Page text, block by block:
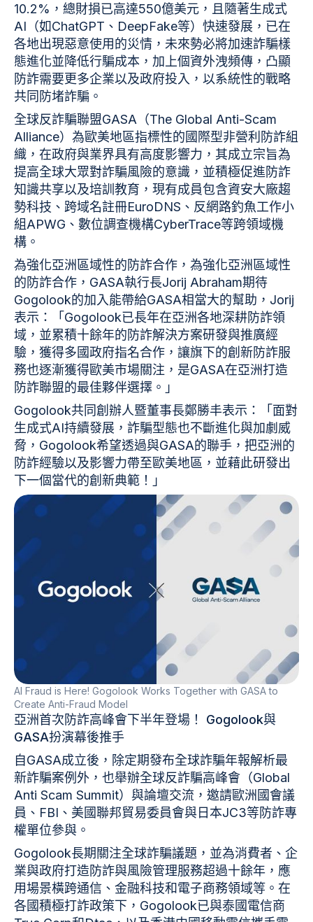
10.2%，總財損已高達550億美元，且隨著生成式
AI（如ChatGPT、DeepFake等）快速發展，已在
各地出現惡意使用的災情，未來勢必將加速詐騙樣
態進化並降低行騙成本，加上個資外洩頻傳，凸顯
防詐需要更多企業以及政府投入，以系統性的戰略
共同防堵詐騙。
全球反詐騙聯盟GASA（The Global Anti-Scam
Alliance）為歐美地區指標性的國際型非營利防詐組
織，在政府與業界具有高度影響力，其成立宗旨為
提高全球大眾對詐騙風險的意識，並積極促進防詐
知識共享以及培訓教育，現有成員包含資安大廠趨
勢科技、跨域名註冊EuroDNS、反網路釣魚工作小
組APWG、數位調查機構CyberTrace等跨領域機
構。
為強化亞洲區域性的防詐合作，為強化亞洲區域性
的防詐合作，GASA執行長Jorij Abraham期待
Gogolook的加入能帶給GASA相當大的幫助，Jorij
表示：「Gogolook已長年在亞洲各地深耕防詐領
域，並累積十餘年的防詐解決方案研發與推廣經
驗，獲得多國政府指名合作，讓旗下的創新防詐服
務也逐漸獲得歐美市場關注，是GASA在亞洲打造
防詐聯盟的最佳夥伴選擇。」
Gogolook共同創辦人暨董事長鄭勝丰表示：「面對
生成式AI持續發展，詐騙型態也不斷進化與加劇威
脅，Gogolook希望透過與GASA的聯手，把亞洲的
防詐經驗以及影響力帶至歐美地區，並藉此研發出
下一個當代的創新典範！」
AI Fraud is Here! Gogolook Works Together with GASA to
Create Anti-Fraud Model
亞洲首次防詐高峰會下半年登場！ Gogolook與
GASA扮演幕後推手
自GASA成立後，除定期發布全球詐騙年報解析最
新詐騙案例外，也舉辦全球反詐騙高峰會（Global
Anti Scam Summit）與論壇交流，邀請歐洲國會議
員、FBI、美國聯邦貿易委員會與日本JC3等防詐專
權單位參與。
Gogolook長期關注全球詐騙議題，並為消費者、企
業與政府打造防詐與風險管理服務超過十餘年，應
用場景橫跨通信、金融科技和電子商務領域等。在
各國積極打詐政策下，Gogolook已與泰國電信商